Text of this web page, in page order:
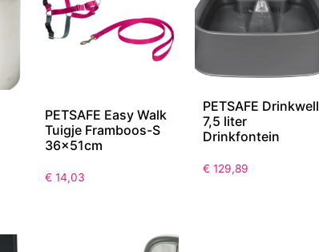
PETSAFE Easy Walk
Tuigje Framboos-S
36x51cm
€ 14,03
PETSAFE Drinkwell
7,5 liter
Drinkfontein
€ 129,89